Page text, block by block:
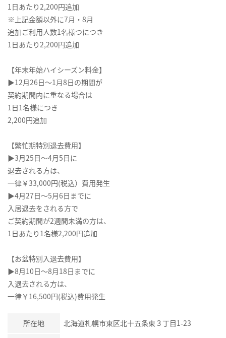
1日あたり2,200円追加
※上記金額以外に7月・8月
追加ご利用人数1名様つにつき
1日あたり2,200円追加
【年末年始ハイシーズン料金】
▶12月26日～1月8日の期間が
契約期間内に重なる場合は
1日1名様につき
2,200円追加
【繁忙期特別退去費用】
▶3月25日～4月5日に
退去される方は、
一律￥33,000円(税込）費用発生
▶4月27日～5月6日までに
入居退去をされる方で
ご契約期間が2週間未満の方は、
1日あたり1名様2,200円追加
【お盆特別入退去費用】
▶8月10日～8月18日までに
入退去される方は、
一律￥16,500円(税込)費用発生
所在地 北海道札幌市東区北十五条東３丁目1-23